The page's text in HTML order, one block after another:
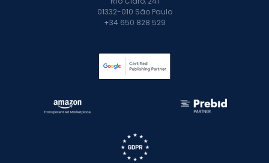
01332-010 São Paulo
+34 650 828 529